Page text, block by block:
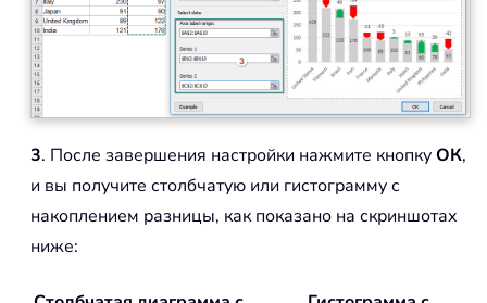
3. После завершения настройки нажмите кнопкуОК,
и вы получите столбчатую или гистограмму с
накоплением разницы, как показано на скриншотах
ниже: